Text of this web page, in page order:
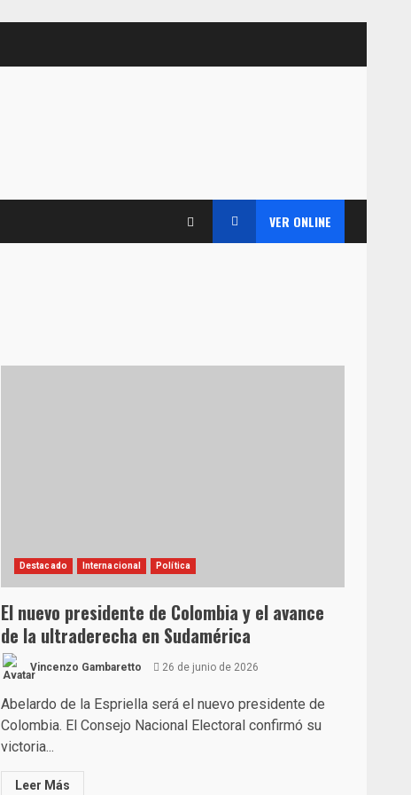
VER ONLINE
Destacado Internacional Política
El nuevo presidente de Colombia y el avance
de la ultraderecha en Sudamérica
Vincenzo Gambaretto 26 de junio de 2026
Abelardo de la Espriella será el nuevo presidente de
Colombia. El Consejo Nacional Electoral confirmó su
victoria...
Leer Más